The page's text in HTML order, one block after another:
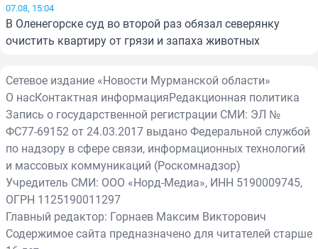
07.08, 15:04
В Оленегорске суд во второй раз обязал северянку
очистить квартиру от грязи и запаха животных
Сетевое издание «Новости Мурманской области»
О насКонтактная информацияРедакционная политика
Запись о государственной регистрации СМИ: ЭЛ №
ФС77-69152 от 24.03.2017 выдано Федеральной службой
по надзору в сфере связи, информационных технологий
и массовых коммуникаций (Роскомнадзор)
Учредитель СМИ: ООО «Норд-Медиа», ИНН 5190009745,
ОГРН 1125190011297
Главный редактор: Горнаев Максим Викторович
Содержимое сайта предназначено для читателей старше